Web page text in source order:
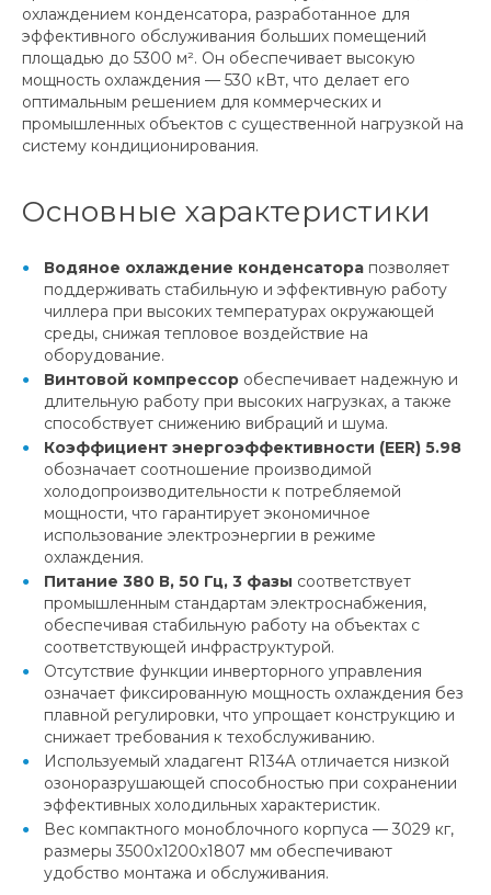
охлаждением конденсатора, разработанное для
эффективного обслуживания больших помещений
площадью до 5300 м². Он обеспечивает высокую
мощность охлаждения — 530 кВт, что делает его
оптимальным решением для коммерческих и
промышленных объектов с существенной нагрузкой на
систему кондиционирования.
Основные характеристики
Водяное охлаждение конденсатора позволяет
поддерживать стабильную и эффективную работу
чиллера при высоких температурах окружающей
среды, снижая тепловое воздействие на
оборудование.
Винтовой компрессор обеспечивает надежную и
длительную работу при высоких нагрузках, а также
способствует снижению вибраций и шума.
Коэффициент энергоэффективности (EER) 5.98
обозначает соотношение производимой
холодопроизводительности к потребляемой
мощности, что гарантирует экономичное
использование электроэнергии в режиме
охлаждения.
Питание 380 В, 50 Гц, 3 фазы соответствует
промышленным стандартам электроснабжения,
обеспечивая стабильную работу на объектах с
соответствующей инфраструктурой.
Отсутствие функции инверторного управления
означает фиксированную мощность охлаждения без
плавной регулировки, что упрощает конструкцию и
снижает требования к техобслуживанию.
Используемый хладагент R134A отличается низкой
озоноразрушающей способностью при сохранении
эффективных холодильных характеристик.
Вес компактного моноблочного корпуса — 3029 кг,
размеры 3500х1200х1807 мм обеспечивают
удобство монтажа и обслуживания.